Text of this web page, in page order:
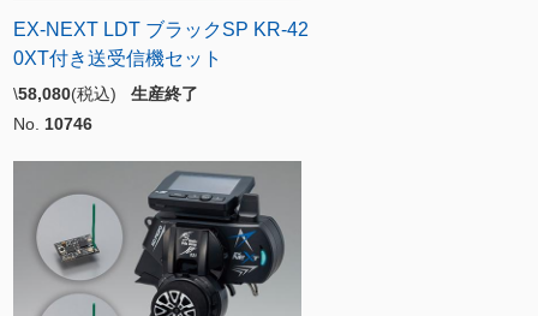
EX-NEXT LDT ブラックSP KR-42
0XT付き送受信機セット
\58,080(税込) 生産終了
No. 10746